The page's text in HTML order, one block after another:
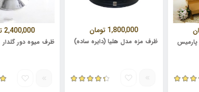
1,800,000تومان
ظرف مزه مدل هلیا (دایره ساده)
2,400,000تومان
ظرف میوه دور گلدار